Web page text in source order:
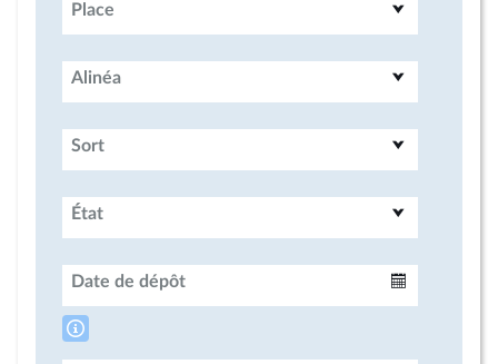
Place
Alinéa
Sort
État
Date de dépôt